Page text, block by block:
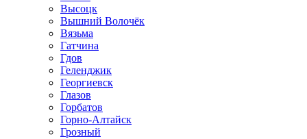
Высоцк
Вышний Волочёк
Вязьма
Гатчина
Гдов
Геленджик
Георгиевск
Глазов
Горбатов
Горно-Алтайск
Грозный